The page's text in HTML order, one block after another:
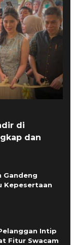
di
dan
Gandeng
Kepesertaan
Intip
Fitur Swacam